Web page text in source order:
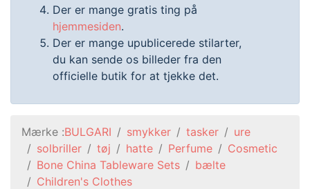
Der er mange gratis ting på
hjemmesiden.
Der er mange upublicerede stilarter,
du kan sende os billeder fra den
officielle butik for at tjekke det.
Mærke :BULGARI smykker tasker
ure
solbriller
tøj hatte Perfume
Cosmetic
Bone China Tableware Sets
bælte
Children's Clothes